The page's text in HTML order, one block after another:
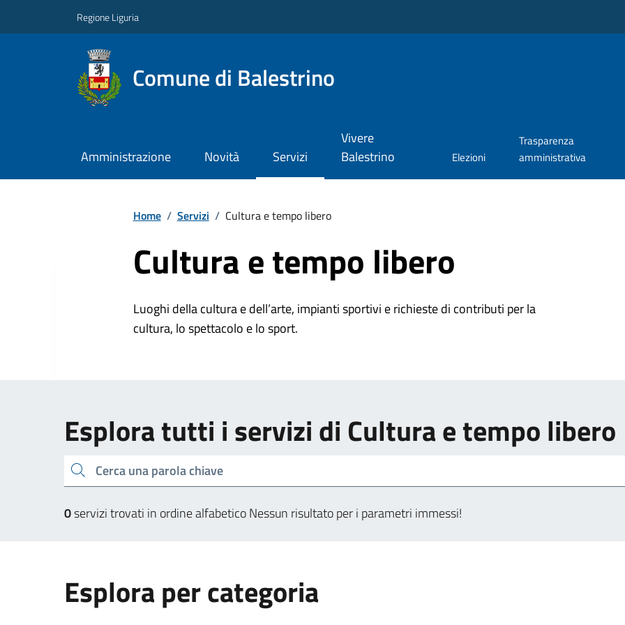
Regione Liguria
Comune di Balestrino
Amministrazione Novità Servizi
Vivere
Balestrino
Elezioni
Trasparenza
amministrativa
Home / Servizi / Cultura e tempo libero
Cultura e tempo libero
Luoghi della cultura e dell’arte, impianti sportivi e richieste di contributi per la
cultura, lo spettacolo e lo sport.
Esplora tutti i servizi di Cultura e tempo libero
Cerca una parola chiave
0servizi trovati in ordine alfabeticoNessun risultato per i parametri immessi!
Esplora per categoria